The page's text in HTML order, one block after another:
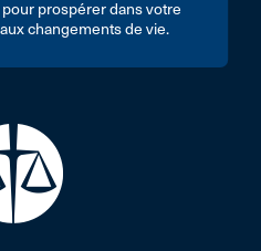
prospérer dans votre
changements de vie.